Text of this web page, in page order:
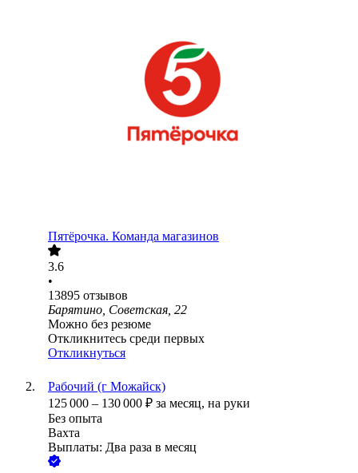
Пятёрочка. Команда магазинов
3.6
•
13895 отзывов
Барятино, Советская, 22
Можно без резюме
Откликнитесь среди первых
Откликнуться
Рабочий (г Можайск)
125 000 – 130 000 ₽ за месяц, на руки
Без опыта
Вахта
Выплаты: Два раза в месяц